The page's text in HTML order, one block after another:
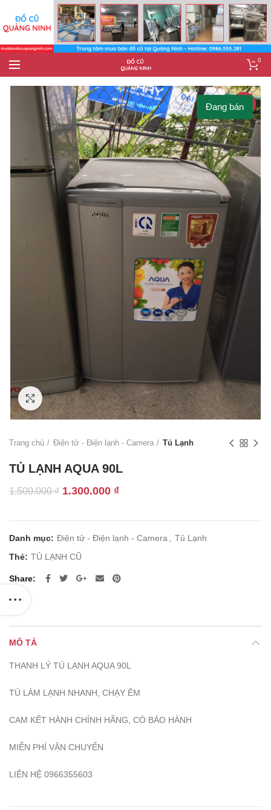
0
-13%
Click to enlarge
Đang bán
Trang chủ Điện tử - Điện lạnh - Camera Tủ Lạnh
TỦ LẠNH AQUA 90L
1.500.000₫ Giá
1.300.000 ₫Giá
1.300.000 ₫.
Danh mục: Điện tử - Điện lạnh - Camera
Tủ Lạnh
Thẻ: TỦ LẠNH CŨ
Share
MÔ TẢ
THANH LÝ TỦ LẠNH AQUA 90L
TỦ LÀM LẠNH NHANH, CHẠY ÊM
CAM KẾT HÀNH CHÍNH HÃNG, CÓ BẢO HÀNH
MIỄN PHÍ VẬN CHUYỂN
LIÊN HỆ 0966355603